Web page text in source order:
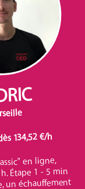
134,52 €/h
en ligne,
Étape 1 - 5 min
un échauffement